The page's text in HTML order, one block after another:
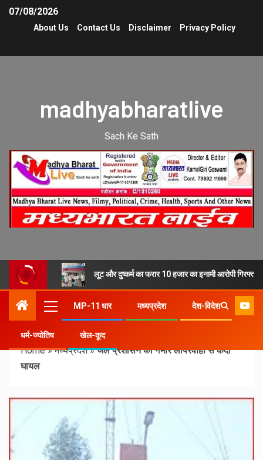
07/08/2026
About Us Contact Us Disclaimer Privacy Policy
madhyabharatlive
Sach Ke Sath
लूट और दुष्कर्म का फरार 10 हजार का इनामी आरोपी गिरफ्तार
MP-11 धार मध्यप्रदेश देश-विदेश
धर्म-ज्योतिष खेल-कूद
Home»मध्यप्रदेश»जेल प्रशासन की गंभीर लापरवाही से कैदी
घायल